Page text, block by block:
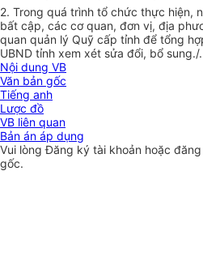
2. Trong quá trình tổ chức thực hiện,
bất cập, các cơ quan, đơn vị, địa
quan quản lý Quỹ cấp tỉnh để tổng
UBND tỉnh xem xét sửa đổi, bổ sung./.
Nội dung VB
Văn bản gốc
Tiếng anh
Lược đồ
VB liên quan
Bản án áp dụng
Vui lòngĐăng ký tài khoản hoặc
gốc.